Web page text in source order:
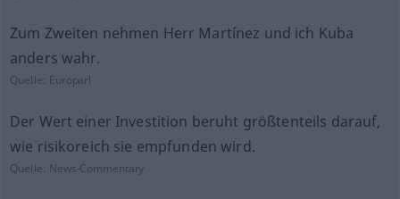
Zum Zweiten nehmen Herr Martínez und ich Kuba
anders wahr.
Quelle: Europarl
Der Wert einer Investition beruht größtenteils darauf,
wie risikoreich sie empfunden wird.
Quelle: News-Commentary